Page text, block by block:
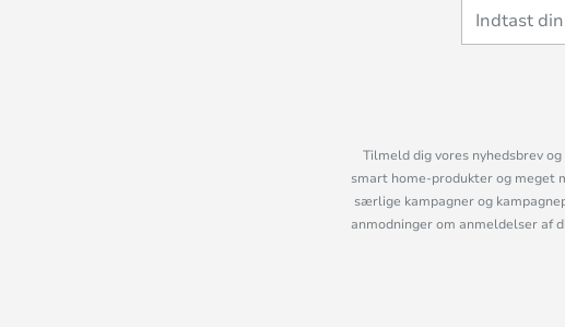
Tilmeld dig vores nyhedsbrev
smart home-produkter og meget
særlige kampagner og
anmodninger om anmeldelser af